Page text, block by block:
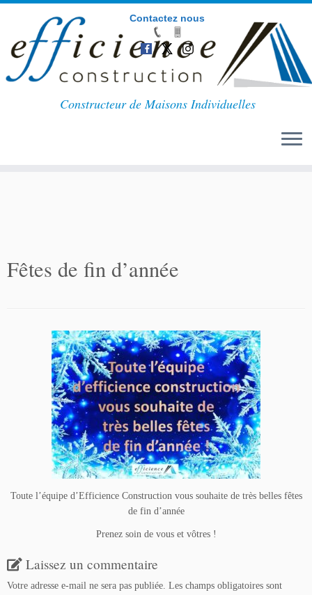
Contactez nous
Passer
Constructeur de Maisons Individuelles
Fêtes de fin d’année
Toute l’équipe d’Efficience Construction vous souhaite de très belles fêtes
de fin d’année
Prenez soin de vous et vôtres !
Laissez un commentaire
Votre adresse e-mail ne sera pas publiée. Les champs obligatoires sont